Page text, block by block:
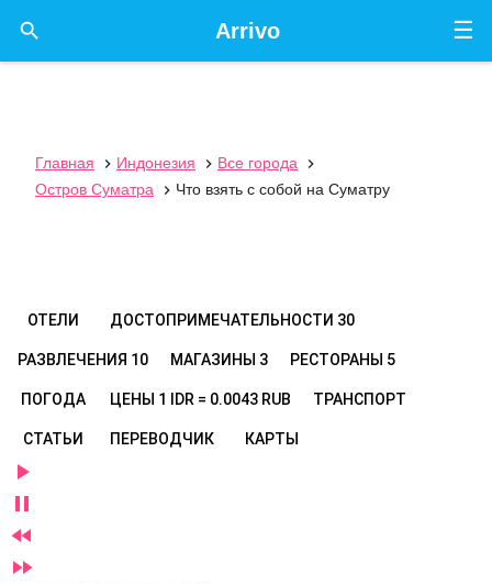
☰
Arrivo

Главная  Индонезия  Все города

Остров Суматра
 Что взять с собой на Суматру
ОТЕЛИ ДОСТОПРИМЕЧАТЕЛЬНОСТИ 30
РАЗВЛЕЧЕНИЯ 10 МАГАЗИНЫ 3 РЕСТОРАНЫ 5
ПОГОДА ЦЕНЫ 1 IDR = 0.0043 RUB ТРАНСПОРТ
СТАТЬИ ПЕРЕВОДЧИК КАРТЫ



